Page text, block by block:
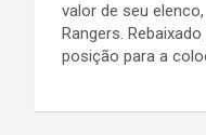
valor de seu
Rangers.
posição para a